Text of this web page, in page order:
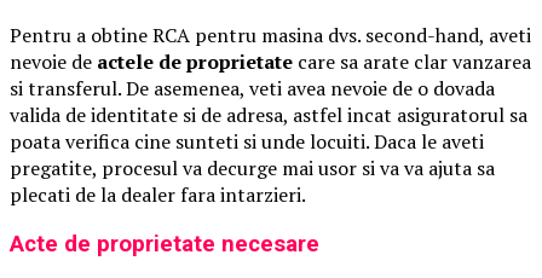
Pentru a obtine RCA pentru masina dvs. second-hand, aveti
nevoie de actele de proprietate care sa arate clar vanzarea
si transferul. De asemenea, veti avea nevoie de o dovada
valida de identitate si de adresa, astfel incat asiguratorul sa
poata verifica cine sunteti si unde locuiti. Daca le aveti
pregatite, procesul va decurge mai usor si va va ajuta sa
plecati de la dealer fara intarzieri.
Acte de proprietate necesare